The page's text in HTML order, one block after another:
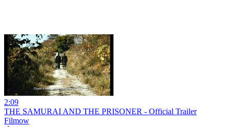
2:09
THE SAMURAI AND THE PRISONER - Official Trailer
Filmow